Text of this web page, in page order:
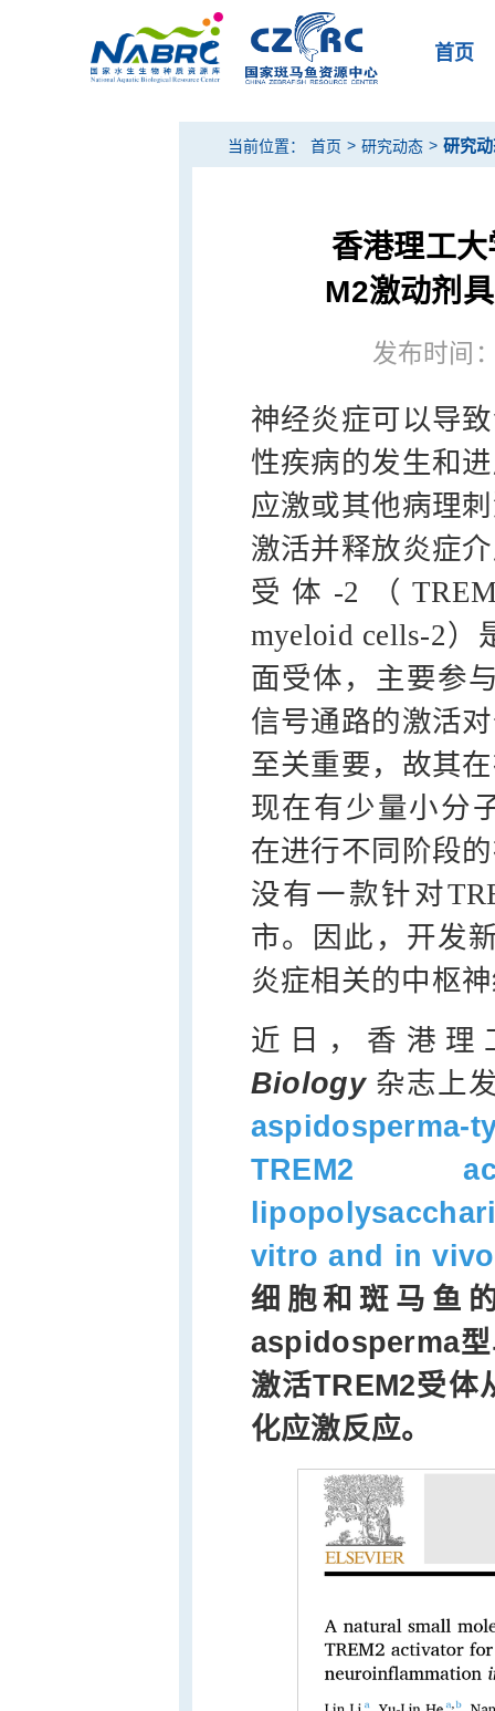
首页
当前位置： 首页 > 研究动态 > 研究
香港理工
M2激动剂
发布时间
神经炎症可以导
性疾病的发生和
应激或其他病理
激活并释放炎症
受体-2（
myeloid cells-2
面受体，主要参
信号通路的激活
至关重要，故其
现在有少量小分
在进行不同阶段
没有一款针对
市。因此，开发
炎症相关的中枢
近日，香港
Biology 杂志上
aspidosperma-
TREM2
vitro and in
细胞和斑马鱼
aspidosperma
激活TREM2受体
化应激反应。